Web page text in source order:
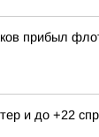
прибыл
и до +22